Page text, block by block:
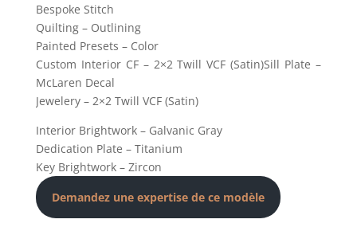
Bespoke Stitch
Quilting – Outlining
Painted Presets – Color
Custom Interior CF – 2×2 Twill VCF (Satin)Sill Plate –
McLaren Decal
Jewelery – 2×2 Twill VCF (Satin)
Interior Brightwork – Galvanic Gray
Dedication Plate – Titanium
Key Brightwork – Zircon
Demandez une expertise de ce modèle